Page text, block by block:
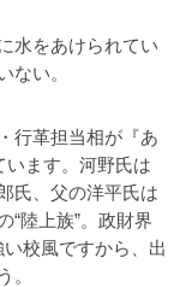
水をあけられてい
ない。
行革担当相が『あ
います。河野氏は
氏、父の洋平氏は
“陸上族”。政財界
校風ですから、出
。